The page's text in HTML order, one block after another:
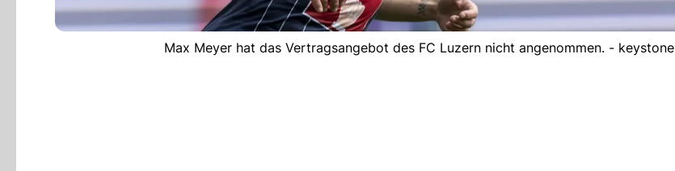
Max Meyer hat das Vertragsangebot des FC Luzern nicht angenommen. - keystone